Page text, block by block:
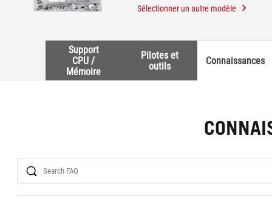
Où acheter Sélectionner un autre modèle
Support
CPU /
Mémoire
Pilotes et
outils
Connaissances
Search